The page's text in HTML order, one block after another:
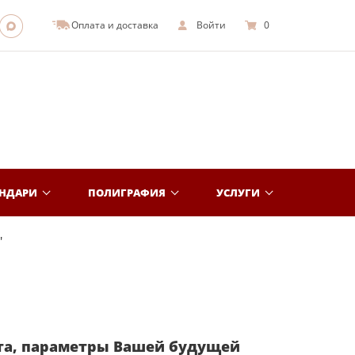
Оплата и доставка Войти 0
ПОЛИГРАФИЯ УСЛУГИ
параметры Вашей будущей